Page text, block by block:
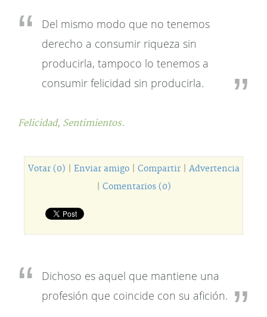
Del mismo modo que no tenemos
derecho a consumir riqueza sin
producirla, tampoco lo tenemos a
consumir felicidad sin producirla.
Felicidad, Sentimientos.
Votar (0) Enviar amigo| Compartir| Advertencia
Comentarios (0)
Dichoso es aquel que mantiene una
profesión que coincide con su afición.